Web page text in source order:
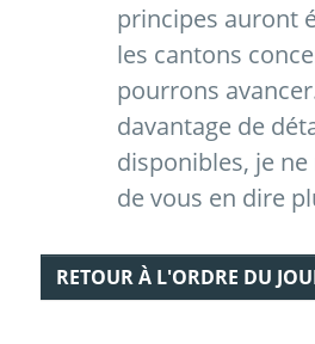
principes auront
les cantons
pourrons
davantage de
disponibles, je
de vous en dire
RETOUR À L'ORDRE DU